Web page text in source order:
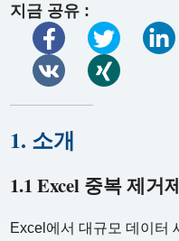
지금 공유 :
1. 소개
1.1 Excel 중복 제거
Excel에서 대규모 데이터